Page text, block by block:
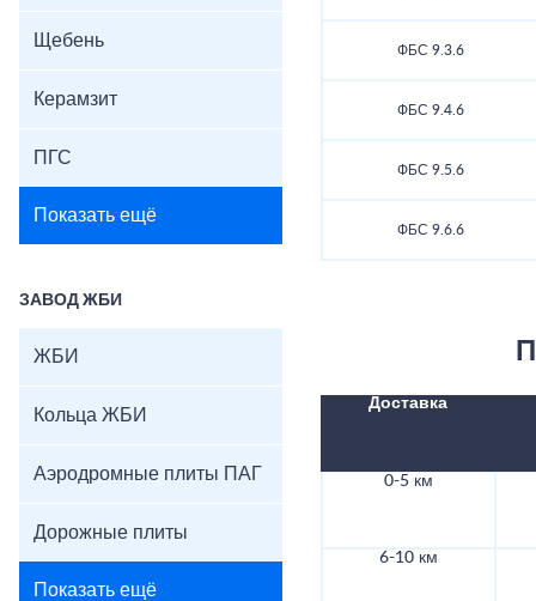
Щебень
Керамзит
ПГС
Показать ещё
ЗАВОД ЖБИ
ЖБИ
Кольца ЖБИ
Аэродромные плиты ПАГ
Дорожные плиты
Показать ещё
ФБС 9.3.6
ФБС 9.4.6
ФБС 9.5.6
ФБС 9.6.6
Доставка
0-5 км
6-10 км